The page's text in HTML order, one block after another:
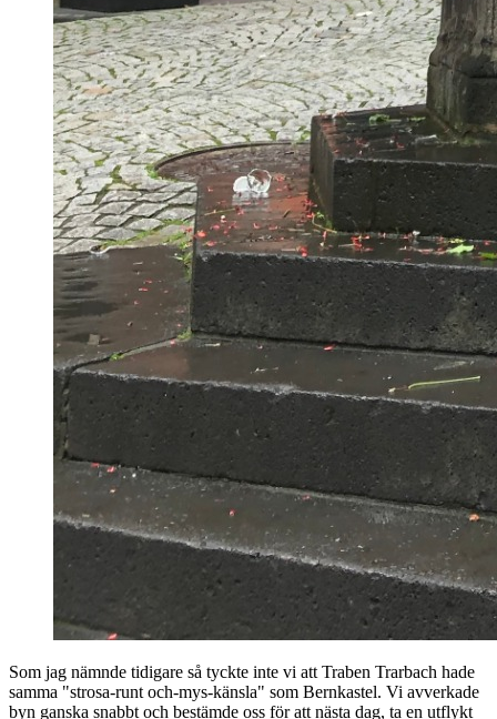
Som jag nämnde tidigare så tyckte inte vi att Traben Trarbach hade
samma "strosa-runt och-mys-känsla" som Bernkastel. Vi avverkade
byn ganska snabbt och bestämde oss för att nästa dag, ta en utflykt